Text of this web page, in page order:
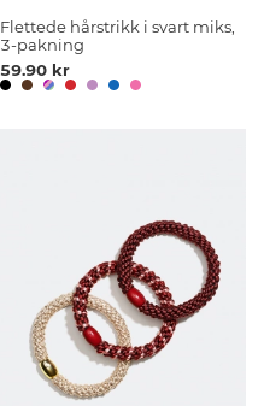
Flettede hårstrikk i svart miks,
3-pakning
59.90 kr